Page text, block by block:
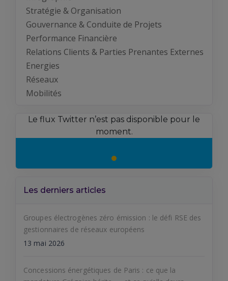
Stratégie & Organisation
Gouvernance & Conduite de Projets
Performance Financière
Relations Clients & Parties Prenantes Externes
Energies
Réseaux
Mobilités
Le flux Twitter n’est pas disponible pour le
moment.
Les derniers articles
Groupes électrogènes zéro émission : le défi RSE des
gestionnaires de réseaux européens
13 mai 2026
Concessions énergétiques de Paris : ce que la